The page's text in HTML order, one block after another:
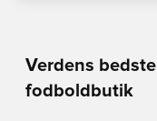
Verdens bedste
fodboldbutik